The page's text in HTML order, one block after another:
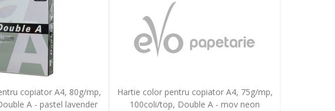
copiator A4, 80g/mp,
A - pastel lavender
Hartie color pentru copiator A4, 75g/mp,
100coli/top, Double A - mov neon